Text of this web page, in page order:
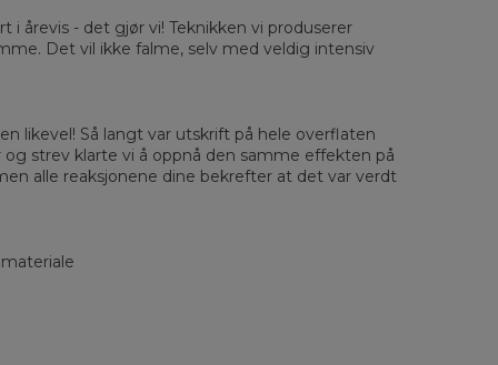
width
50 52 58
length
63 64 65 66 66 67
årevis - det gjør vi! Teknikken vi produserer
Det vil ikke falme, selv med veldig intensiv
likevel! Så langt var utskrift på hele overflaten
strev klarte vi å oppnå den samme effekten på
alle reaksjonene dine bekrefter at det var verdt